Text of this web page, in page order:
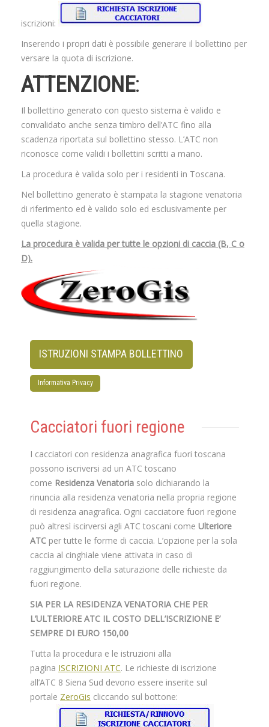
iscrizioni:
Inserendo i propri dati è possibile generare il bollettino per
versare la quota di iscrizione.
ATTENZIONE:
Il bollettino generato con questo sistema è valido e
convalidato anche senza timbro dell’ATC fino alla
scadenza riportata sul bollettino stesso. L’ATC non
riconosce come validi i bollettini scritti a mano.
La procedura è valida solo per i residenti in Toscana.
Nel bollettino generato è stampata la stagione venatoria
di riferimento ed è valido solo ed esclusivamente per
quella stagione.
La procedura è valida per tutte le opzioni di caccia (B, C o
D).
ISTRUZIONI STAMPA BOLLETTINO
Informativa Privacy
Cacciatori fuori regione
I cacciatori con residenza anagrafica fuori toscana
possono iscriversi ad un ATC toscano
come Residenza Venatoria solo dichiarando la
rinuncia alla residenza venatoria nella propria regione
di residenza anagrafica. Ogni cacciatore fuori regione
può altresì iscirversi agli ATC toscani come Ulteriore
ATC per tutte le forme di caccia. L’opzione per la sola
caccia al cinghiale viene attivata in caso di
raggiungimento della saturazione delle richieste da
fuori regione.
SIA PER LA RESIDENZA VENATORIA CHE PER
L’ULTERIORE ATC IL COSTO DELL’ISCRIZIONE E’
SEMPRE DI EURO 150,00
Tutta la procedura e le istruzioni alla
pagina ISCRIZIONI ATC. Le richieste di iscrizione
all’ATC 8 Siena Sud devono essere inserite sul
portale ZeroGis cliccando sul bottone: